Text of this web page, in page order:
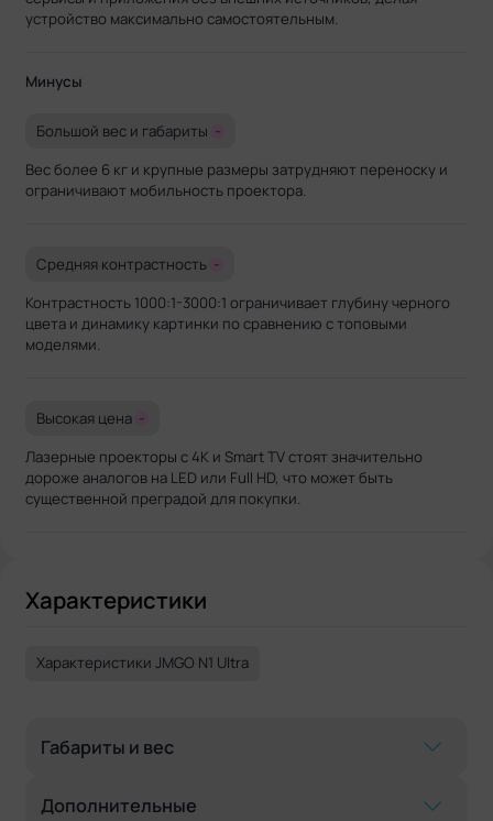
устройство максимально самостоятельным.
Минусы
Большой вес и габариты -
Вес более 6 кг и крупные размеры затрудняют переноску и
ограничивают мобильность проектора.
Средняя контрастность -
Контрастность 1000:1-3000:1 ограничивает глубину черного
цвета и динамику картинки по сравнению с топовыми
моделями.
Высокая цена -
Лазерные проекторы с 4K и Smart TV стоят значительно
дороже аналогов на LED или Full HD, что может быть
существенной преградой для покупки.
Характеристики
Характеристики JMGO N1 Ultra
Габариты и вес
Дополнительные